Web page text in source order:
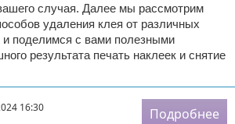
случая. Далее мы рассмотрим
удаления клея от различных
и поделимся с вами полезными
результата печать наклеек и снятие
16:30
Подробнее